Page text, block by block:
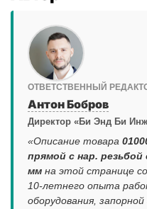
ОТВЕТСТВЕННЫЙ
Антон Бобров
Директор «Би Энд Би
«Описание товара
прямой с нар. резьбой
мм на этой странице
10-летнего опыта
оборудования,